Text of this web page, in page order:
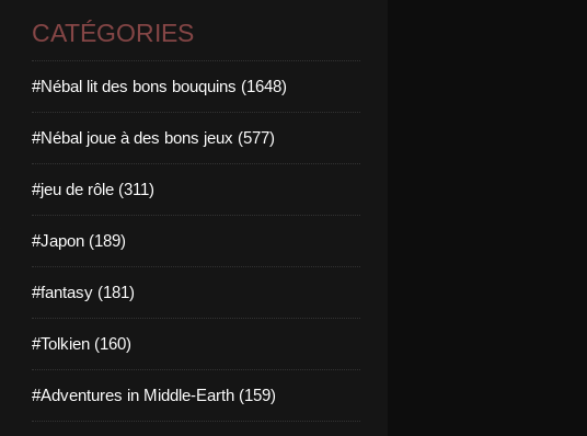
CATÉGORIES
#Nébal lit des bons bouquins (1648)
#Nébal joue à des bons jeux (577)
#jeu de rôle (311)
#Japon (189)
#fantasy (181)
#Tolkien (160)
#Adventures in Middle-Earth (159)